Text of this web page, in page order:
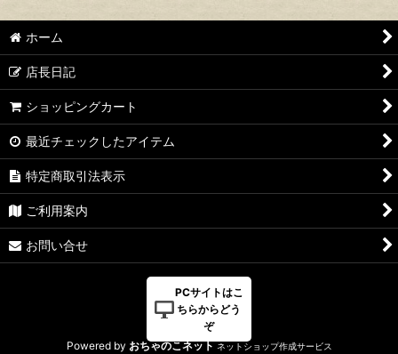
ホーム
店長日記
ショッピングカート
最近チェックしたアイテム
特定商取引法表示
ご利用案内
お問い合せ
PCサイトはこ
ちらからどう
ぞ
Powered by おちゃのこネット ネットショップ作成サービス